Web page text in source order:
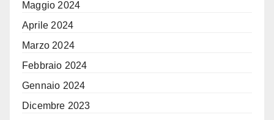
Maggio 2024
Aprile 2024
Marzo 2024
Febbraio 2024
Gennaio 2024
Dicembre 2023